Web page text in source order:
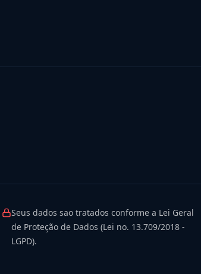
Seus dados sao tratados conforme a Lei Geral
de Proteção de Dados (Lei no. 13.709/2018 -
LGPD).